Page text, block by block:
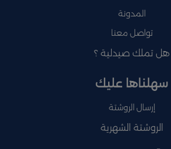
المدونة
تواصل معنا
هل تملك صيدلية ؟
سهلناها عليك
إرسال الروشتة
الروشتة الشهرية